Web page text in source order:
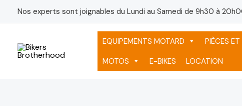
Nos experts sont joignables du Lundi au Samedi de 9h30 à
EQUIPEMENTS MOTARD PIÈCES
MOTOS
E-BIKES LOCATION